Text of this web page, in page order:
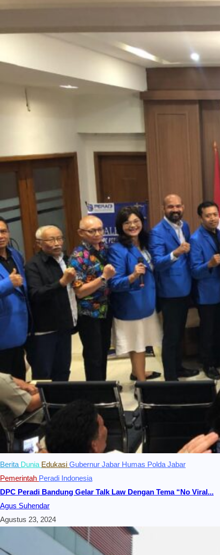
Berita Dunia Edukasi Gubernur Jabar Humas Polda Jabar
Pemerintah Peradi Indonesia
DPC Peradi Bandung Gelar Talk Law Dengan Tema “No Viral...
Agus Suhendar
Agustus 23, 2024